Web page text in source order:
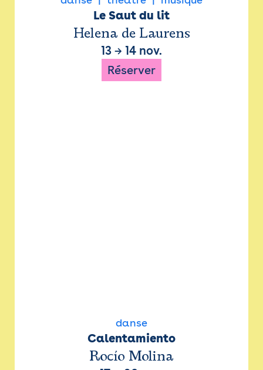
Le Saut du lit
Helena de Laurens
13 → 14 nov.
Réserver
danse
Calentamiento
Rocío Molina